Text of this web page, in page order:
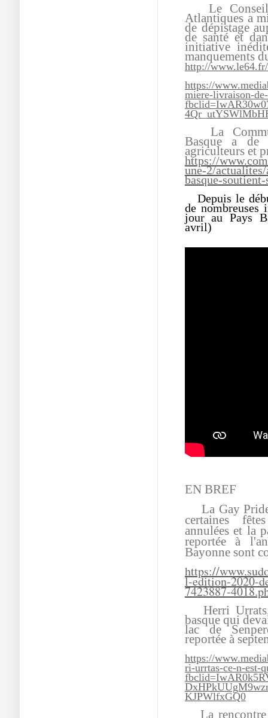
Le Conseil
Atlantiques a
de dépistage
de santé et
initiative
manquements
http://
https://
miere-livraison-
La
Basque a de
agriculteurs et
https://
une-2/
basque-
Depuis le
de
jour au Pays
avril)
EN BREF
La Gay
certaines
annulées et la
reportée à
Bayonne sont
https://
l-edition-2020-
7423887-
Herri Urrats,
basque qui
lac de
reportée à
https://
ri-urrtas-ce-n-est-
KJPWlfxGQ0
La rencontre